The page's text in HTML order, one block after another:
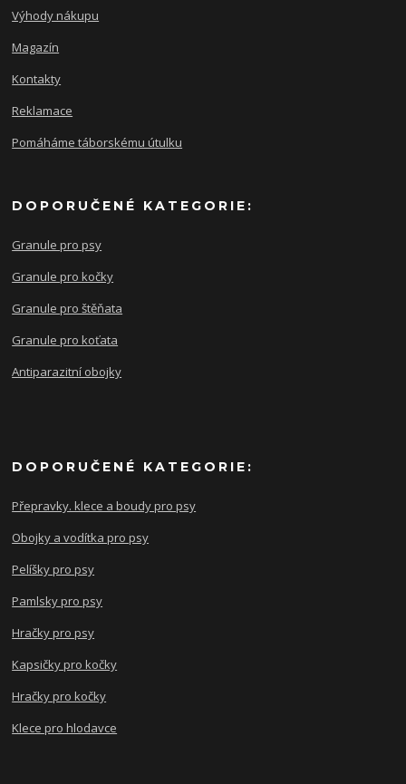
Výhody nákupu
Magazín
Kontakty
Reklamace
Pomáháme táborskému útulku
DOPORUČENÉ KATEGORIE:
Granule pro psy
Granule pro kočky
Granule pro štěňata
Granule pro koťata
Antiparazitní obojky
DOPORUČENÉ KATEGORIE:
Přepravky. klece a boudy pro psy
Obojky a vodítka pro psy
Pelíšky pro psy
Pamlsky pro psy
Hračky pro psy
Kapsičky pro kočky
Hračky pro kočky
Klece pro hlodavce